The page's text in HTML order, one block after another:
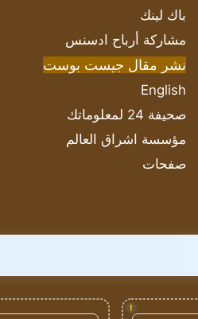
باك لينك
مشاركة أرباح ادسنس
نشر مقال جيست بوست
English
صحيفة 24 لمعلوماتك
مؤسسة اشراق العالم
صفحات
!